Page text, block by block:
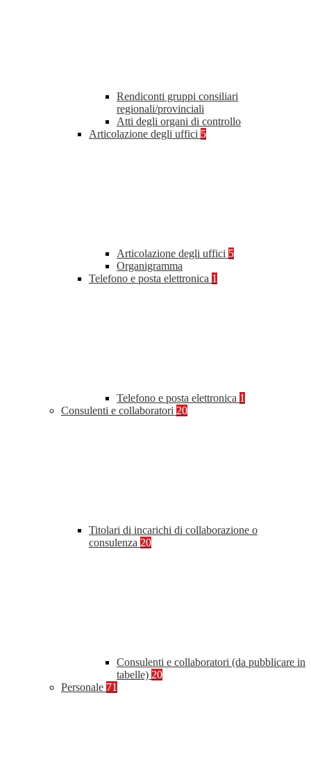
Rendiconti gruppi consiliari
regionali/provinciali
Atti degli organi di controllo
Articolazione degli uffici 5
Articolazione degli uffici 5
Organigramma
Telefono e posta elettronica 1
Telefono e posta elettronica 1
Consulenti e collaboratori 20
Titolari di incarichi di collaborazione o
consulenza 20
Consulenti e collaboratori (da pubblicare in
tabelle) 20
Personale 71